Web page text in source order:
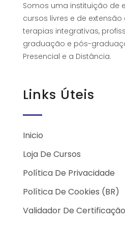
Somos uma instituição de
cursos livres e de
terapias integrativas,
graduação e pós-
Presencial e a Distância.
Links Úteis
Inicio
Loja De Cursos
Política De Privacidade
Política De Cookies (BR)
Validador De Certificação